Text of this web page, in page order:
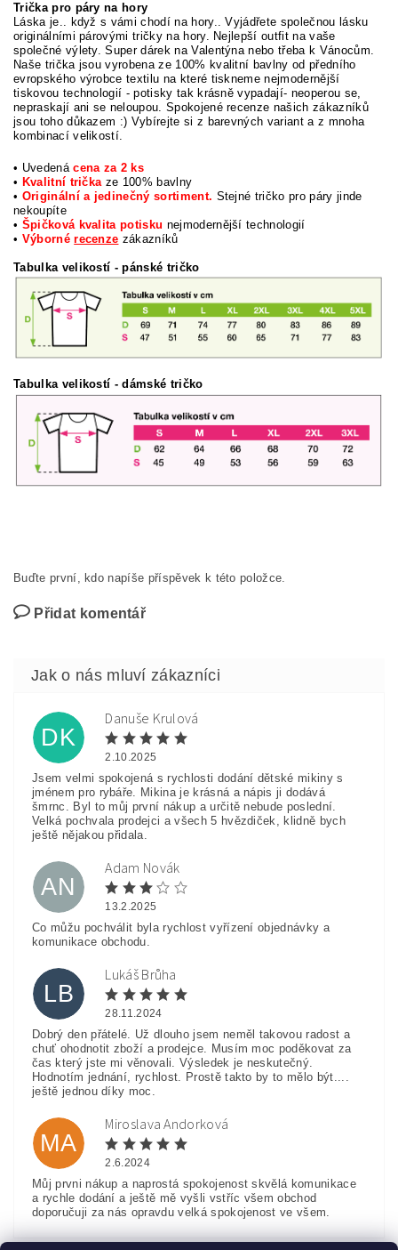
Trička pro páry na hory
Láska je.. když s vámi chodí na hory.. Vyjádřete společnou lásku
originálními párovými tričky na hory. Nejlepší outfit na vaše
společné výlety. Super dárek na Valentýna nebo třeba k Vánocům.
Naše trička jsou vyrobena ze 100% kvalitní bavlny od předního
evropského výrobce textilu na které tiskneme nejmodernější
tiskovou technologií - potisky tak krásně vypadají- neoperou se,
nepraskají ani se neloupou. Spokojené recenze našich zákazníků
jsou toho důkazem :) Vybírejte si z barevných variant a z mnoha
kombinací velikostí.
• Uvedenácena za 2 ks
• Kvalitní tričkaze 100% bavlny
• Originální a jedinečný sortiment. Stejné tričko pro páry jinde
nekoupíte
• Špičková kvalita potisku nejmodernější technologií
• Výbornérecenze zákazníků
Tabulka velikostí - pánské tričko
Tabulka velikostí - dámské tričko
Buďte první, kdo napíše příspěvek k této položce.
Přidat komentář
DK
Danuše Krulová
2.10.2025
Jsem velmi spokojená s rychlosti dodání dětské mikiny s
jménem pro rybáře. Mikina je krásná a nápis ji dodává
šmrnc. Byl to můj první nákup a určitě nebude poslední.
Velká pochvala prodejci a všech 5 hvězdiček, klidně bych
ještě nějakou přidala.
AN
Adam Novák
13.2.2025
Co můžu pochválit byla rychlost vyřízení objednávky a
komunikace obchodu.
LB
Lukáš Brůha
28.11.2024
Dobrý den přátelé. Už dlouho jsem neměl takovou radost a
chuť ohodnotit zboží a prodejce. Musím moc poděkovat za
čas který jste mi věnovali. Výsledek je neskutečný.
Hodnotím jednání, rychlost. Prostě takto by to mělo být....
ještě jednou díky moc.
MA
Miroslava Andorková
2.6.2024
Můj prvni nákup a naprostá spokojenost skvělá komunikace
a rychle dodání a ještě mě vyšli vstříc všem obchod
doporučuji za nás opravdu velká spokojenost ve všem.